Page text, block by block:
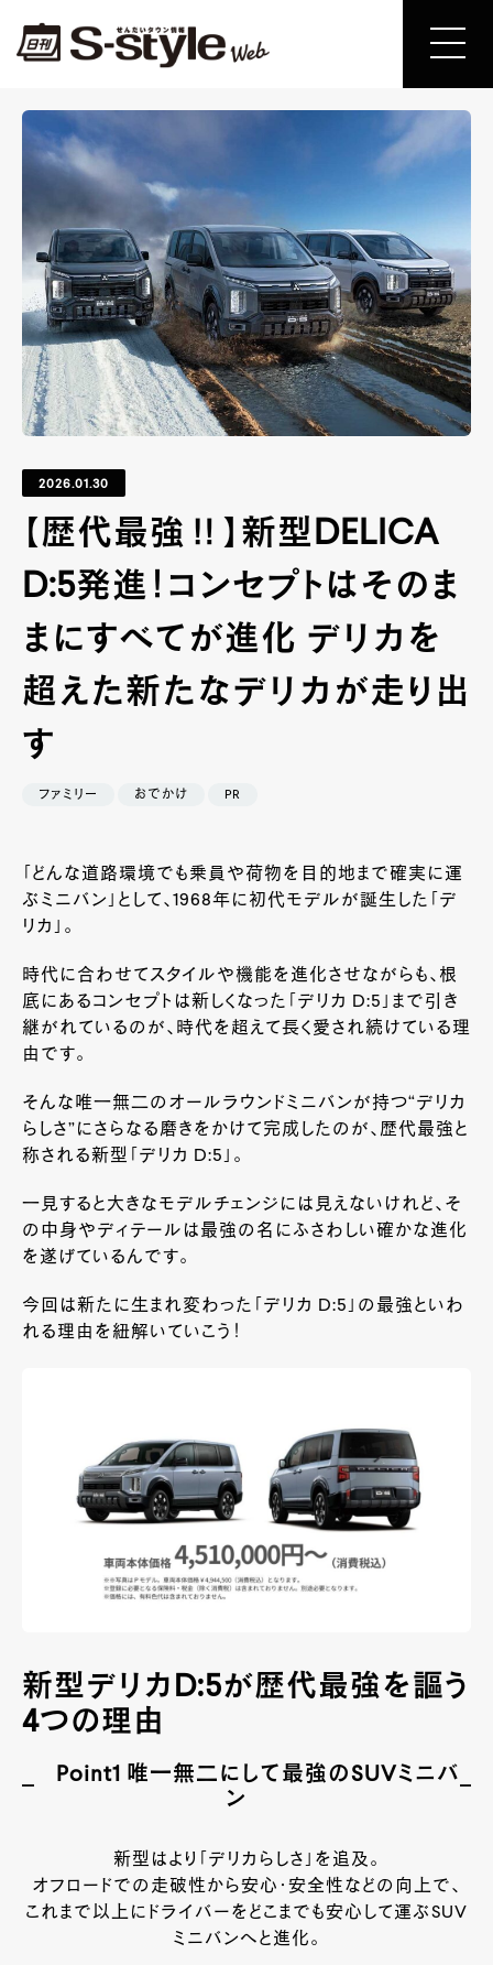
2026.01.30
【歴代最強‼】新型DELICA
D:5発進！コンセプトはそのま
まにすべてが進化 デリカを
超えた新たなデリカが走り出
す
ファミリー おでかけ PR
「どんな道路環境でも乗員や荷物を目的地まで確実に運
ぶミニバン」として、1968年に初代モデルが誕生した「デ
リカ」。
時代に合わせてスタイルや機能を進化させながらも、根
底にあるコンセプトは新しくなった「デリカ D:5」まで引き
継がれているのが、時代を超えて長く愛され続けている理
由です。
そんな唯一無二のオールラウンドミニバンが持つ“デリカ
らしさ”にさらなる磨きをかけて完成したのが、歴代最強と
称される新型「デリカ D:5」。
一見すると大きなモデルチェンジには見えないけれど、そ
の中身やディテールは最強の名にふさわしい確かな進化
を遂げているんです。
今回は新たに生まれ変わった「デリカ D:5」の最強といわ
れる理由を紐解いていこう！
新型デリカD:5が歴代最強を謳う
4つの理由
Point1 唯一無二にして最強のSUVミニバ
ン
新型はより「デリカらしさ」を追及。
オフロードでの走破性から安心・安全性などの向上で、
これまで以上にドライバーをどこまでも安心して運ぶSUV
ミニバンへと進化。